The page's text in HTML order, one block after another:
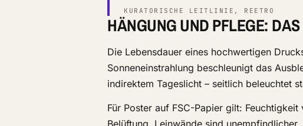
KURATORISCHE LEITLINIE, REETRO
HÄNGUNG UND PFLEGE:
Die Lebensdauer eines hochwertigen
Sonneneinstrahlung beschleunigt das
indirektem Tageslicht – seitlich beleuchtet
Für Poster auf FSC-Papier gilt: